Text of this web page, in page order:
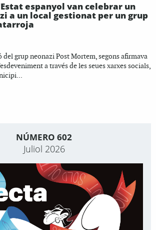
espanyol van celebrar un
a un local gestionat per un grup
del grup neonazi Post Mortem, segons afirmava
a través de les seues xarxes socials,
NÚMERO 602
Juliol 2026